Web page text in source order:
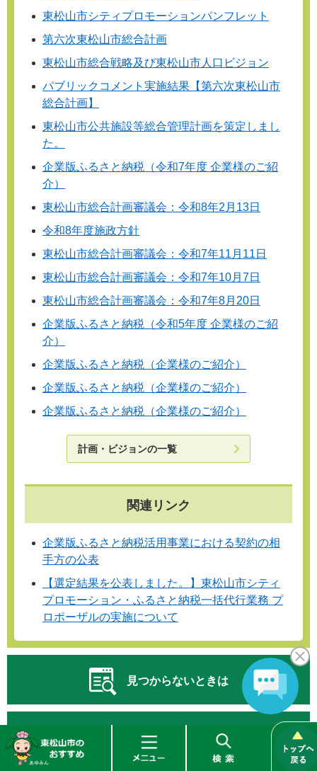
松
東松山市シティプロモーションパンフレット
第六次東松山市総合計画
東松山市総合戦略及び東松山市人口ビジョン
パブリックコメント実施結果【第六次東松山市
総合計画】
東松山市公共施設等総合管理計画を策定しまし
た。
企業版ふるさと納税（令和7年度 企業様のご紹
介）
東松山市総合計画審議会：令和8年2月13日
令和8年度施政方針
東松山市総合計画審議会：令和7年11月11日
東松山市総合計画審議会：令和7年10月7日
東松山市総合計画審議会：令和7年8月20日
企業版ふるさと納税（令和5年度 企業様のご紹
介）
企業版ふるさと納税（企業様のご紹介）
企業版ふるさと納税（企業様のご紹介）
企業版ふるさと納税（企業様のご紹介）
計画・ビジョンの一覧
関連リンク
企業版ふるさと納税活用事業における契約の相
手方の公表
【選定結果を公表しました。】東松山市シティ
プロモーション・ふるさと納税一括代行業務 プ
ロポーザルの実施について
見つからないときは
よくある質問と回答